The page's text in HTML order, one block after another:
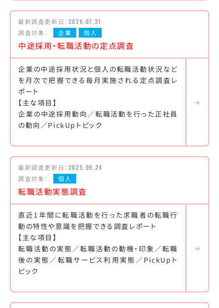
最新調査更新日： 2026.07.31
調査対象：
企業 個人
中途採用・転職活動の定点調査
企業の中途採用状況と個人の転職活動状況など
を月次で把握できる毎月実施される定点調査レ
ポート
【主な項目】
企業の中途採用動向／転職活動を行った正社員
の動向／PickUpトピック
最新調査更新日： 2025.09.24
調査対象：
個人
転職活動実態調査
直近1年間に転職活動を行った求職者の転職行
動の特性や意識を把握できる調査レポート
【主な項目】
転職活動の実態／転職活動の動機・印象／転職
後の実態／転職サービス利用実態／PickUpト
ピック